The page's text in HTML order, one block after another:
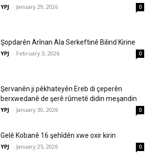
YPJ - January 29, 2026 0
Şopdarên Arînan Ala Serkeftinê Bilind Kirine
YPJ - February 3, 2026 0
Şervanên ji pêkhateyên Ereb di çeperên
berxwedanê de şerê rûmetê didin meşandin
YPJ - January 30, 2026 0
Gelê Kobanê 16 şehîdên xwe oxir kirin
YPJ - January 25, 2026 0